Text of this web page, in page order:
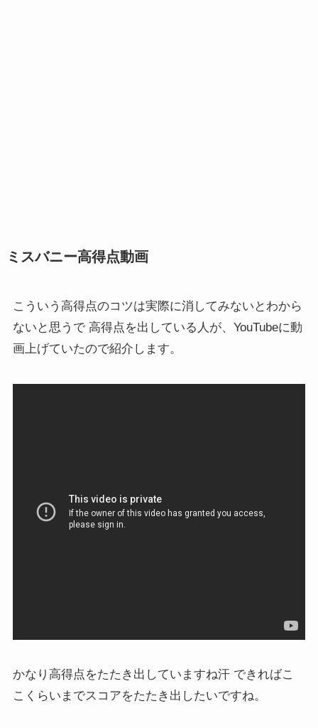
ミスバニー高得点動画
こういう高得点のコツは実際に消してみないとわから
ないと思うで 高得点を出している人が、YouTubeに動
画上げていたので紹介します。
かなり高得点をたたき出していますね汗 できればこ
こくらいまでスコアをたたき出したいですね。